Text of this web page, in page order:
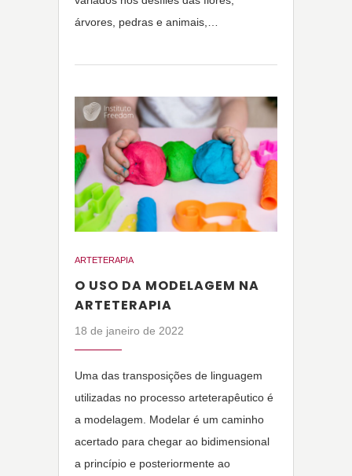
árvores, pedras e animais,…
ARTETERAPIA
O USO DA MODELAGEM NA
ARTETERAPIA
18 de janeiro de 2022
Uma das transposições de linguagem
utilizadas no processo arteterapêutico é
a modelagem. Modelar é um caminho
acertado para chegar ao bidimensional
a princípio e posteriormente ao